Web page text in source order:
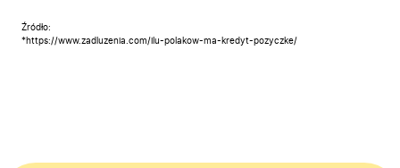
Źródło:
*https://www.zadluzenia.com/ilu-polakow-ma-kredyt-pozyczke/